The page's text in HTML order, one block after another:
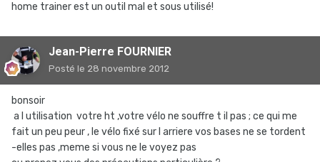
home trainer est un outil mal et sous utilisé!
Jean-Pierre FOURNIER
Posté le 28 novembre 2012
bonsoir
a l utilisation votre ht ,votre vélo ne souffre t il pas ; ce qui me
fait un peu peur , le vélo fixé sur l arriere vos bases ne se tordent
-elles pas ,meme si vous ne le voyez pas